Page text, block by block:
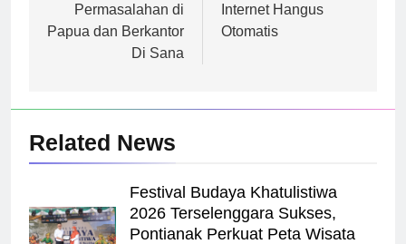
Permasalahan di
Papua dan Berkantor
Di Sana
Internet Hangus
Otomatis
Related News
Festival Budaya Khatulistiwa
2026 Terselenggara Sukses,
Pontianak Perkuat Peta Wisata